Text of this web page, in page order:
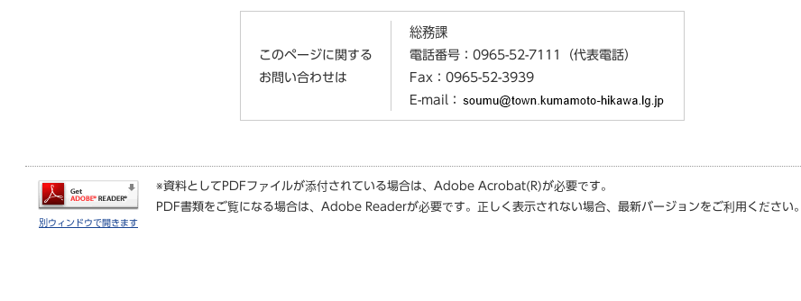
このページに関する
お問い合わせは
総務課
電話番号：0965-52-7111（代表電話）
Fax：0965-52-3939
E-mail：
別ウィンドウで開きます
※資料としてPDFファイルが添付されている場合は、 Adobe Acrobat(R)が必要です。
PDF書類をご覧になる場合は、 Adobe Readerが必要です。正しく表示されない場合、最新バージョンをご利用ください。